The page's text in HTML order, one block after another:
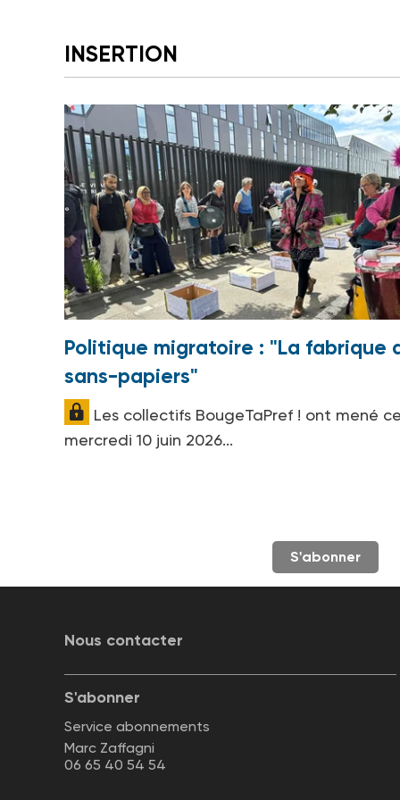
INSERTION
Politique migratoire : "La fabrique
sans-papiers"
Les collectifs BougeTaPref ! ont mené
mercredi 10 juin 2026...
S'abonner
Nous contacter
S'abonner
Service abonnements
Marc Zaffagni
06 65 40 54 54